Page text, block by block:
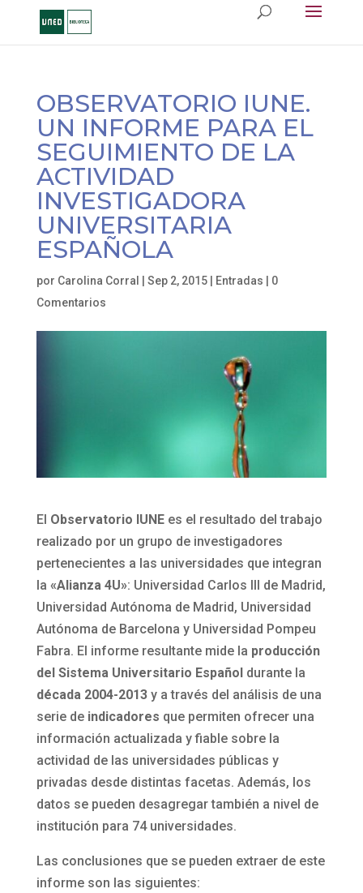
OBSERVATORIO IUNE.
UN INFORME PARA EL
SEGUIMIENTO DE LA
ACTIVIDAD
INVESTIGADORA
UNIVERSITARIA
ESPAÑOLA
por Carolina Corral Sep 2, 2015| Entradas
0
Comentarios
El Observatorio IUNEes el resultado del trabajo
realizado por un grupo de investigadores
pertenecientes a las universidades que integran
la «Alianza 4U»: Universidad Carlos III de Madrid,
Universidad Autónoma de Madrid, Universidad
Autónoma de Barcelona y Universidad Pompeu
Fabra. El informe resultante mide la producción
del Sistema Universitario Español durante la
década 2004-2013 y a través del análisis de una
serie de indicadores que permiten ofrecer una
información actualizada y fiable sobre la
actividad de las universidades públicas y
privadas desde distintas facetas. Además, los
datos se pueden desagregar también a nivel de
institución para 74 universidades.
Las conclusiones que se pueden extraer de este
informe son las siguientes: